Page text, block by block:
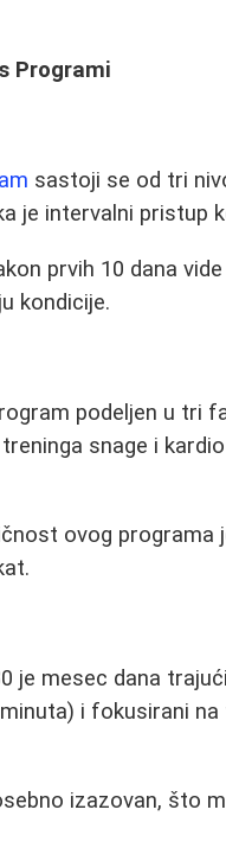
Programi
sastoji se od tri
je intervalni pristup
prvih 10 dana
kondicije.
podeljen u tri
snage i
ovog programa
je mesec dana
i fokusirani
izazovan, što